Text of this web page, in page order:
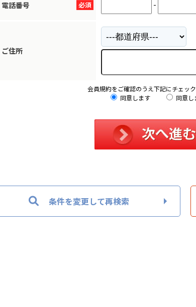
必須
電話番号 -
ご住所
会員規約をご確認のうえ下記にチェック
同意します
同意し
条件を変更して再検索